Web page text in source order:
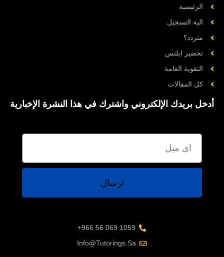
الرئيسية
الية التسجيل
متردد؟
تحضیر ایلتس
التقوية العامة
کل المقالات
أدخل بريدك الإلكتروني واشترك في هذا النشرة الإخبارية
ارسال
1059 069 56 966+
Info@tutorings.sa